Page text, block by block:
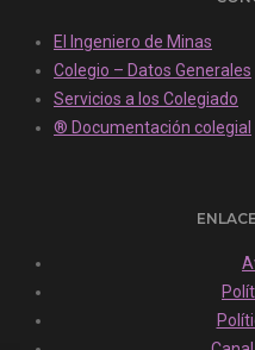
El Ingeniero de Minas
Colegio – Datos Generales
Servicios a los Colegiado
® Documentación colegial